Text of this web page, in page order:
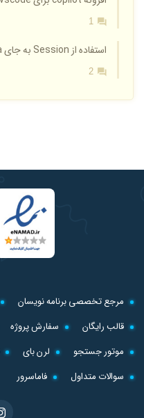
1
استفاده از Session به جای TempData در Captcha
2
مرجع تخصصی برنامه نویسان
قالب رایگان
سفارش پروژه
موتور جستجو
لرن بای
سوالات متداول
فاماسرور